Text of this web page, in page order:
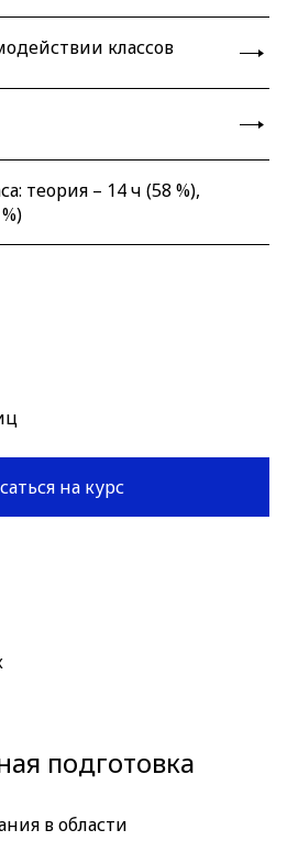
классов
теория – 14 ч (58 %),
на курс
подготовка
в области